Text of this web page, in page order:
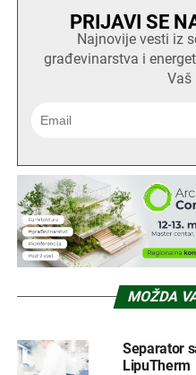
PRIJAVI SE
Najnovije vesti iz
građevinarstva i
Vaš
MOŽDA
Separator
LipuTherm